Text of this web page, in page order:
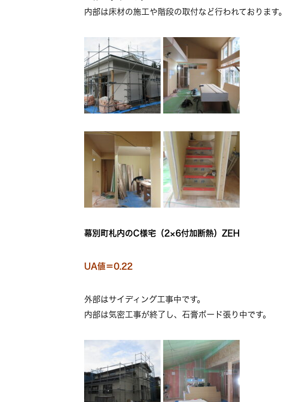
内部は床材の施工や階段の取付など行われております。
幕別町札内のC様宅（2×6付加断熱）ZEH
UA値＝0.22
外部はサイディング工事中です。
内部は気密工事が終了し、石膏ボード張り中です。